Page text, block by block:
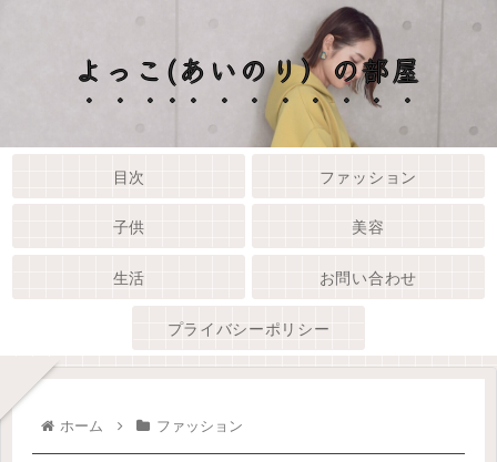
よっこ(あいのり）の部屋
目次 ファッション
子供 美容
生活 お問い合わせ
プライバシーポリシー
ホーム ファッション